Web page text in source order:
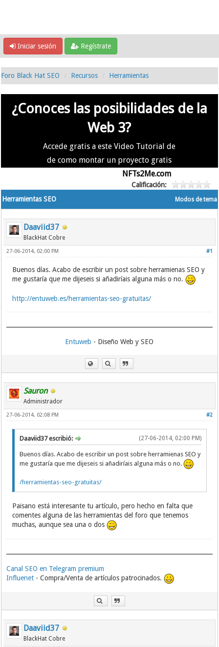
Iniciar sesión Regístrate
Foro Black Hat SEO Recursos Herramientas
¿Conoces las posibilidades de la
Web 3?
Accede gratis a este Video Tutorial de
de como montar un proyecto gratis
NFTs2Me.com
Calificación:
Modos de tema
Herramientas SEO
Daaviid37
BlackHat Cobre
#1
27-06-2014, 02:00 PM
Buenos días. Acabo de escribir un post sobre herramienas SEO y
me gustaría que me dijeseis si añadiríais alguna más o no.
http://entuweb.es/herramientas-seo-gratuitas/
Entuweb - Diseño Web y SEO
Sauron
Administrador
#2
27-06-2014, 02:08 PM
(27-06-2014, 02:00 PM)
Daaviid37 escribió:
Buenos días. Acabo de escribir un post sobre herramienas SEO y
me gustaría que me dijeseis si añadiríais alguna más o no.
/herramientas-seo-gratuitas/
Paisano está interesante tu artículo, pero hecho en falta que
comentes alguna de las herramientas del foro que tenemos
muchas, aunque sea una o dos
Canal SEO en Telegram premium
Influenet - Compra/Venta de artículos patrocinados.
Daaviid37
BlackHat Cobre